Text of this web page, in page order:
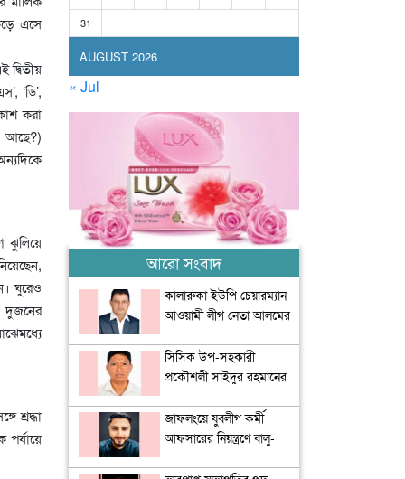
এসে
দ্বিতীয়
‘ডি’,
করা
আছে?)
ঝুলিয়ে
ঘুরেও
দুজনের
শ্রদ্ধা
AUGUST 2026
31
« Jul
আরো সংবাদ
কালারুকা ইউপি চেয়ারম্যান
আওয়ামী লীগ নেতা আলমের
সিসিক উপ-সহকারী
প্রকৌশলী সাইদুর রহমানের
জাফলংয়ে যুবলীগ কর্মী
আফসারের নিয়ন্ত্রণে বালু-